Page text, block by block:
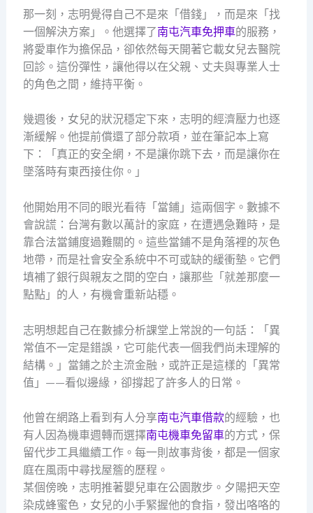
那一刻，志明覺得自己不是來「借錢」，而是來「找
一個解決方案」。他選擇了南屯汽車免押車的服務，
將愛車作为擔保品，卻依然每天開著它載女兒去醫院
回診。這份彈性，讓他得以在父親、丈夫與專業人士
的角色之間，維持平衡。
幾週後，女兒的狀況穩定下來，志明的經濟壓力也逐
漸緩解。他提前償還了部分款項，並在筆記本上寫
下：「真正的安全網，不是讓你跳下去，而是讓你在
墜落時有東西接住你。」
他開始用不同的眼光看待「當鋪」這兩個字。數據不
會說謊：台灣有數以萬計的家庭，在遭遇急難時，是
靠合法當鋪度過難關的。這些當鋪不是角落裡的灰色
地帶，而是社會安全系統中不可或缺的緩衝墊。它們
填補了銀行與親友之間的空白，讓那些「就差那麼一
點點」的人，有機會重新站穩。
志明想起自己在數據分析課堂上常說的一句話：「異
常值不一定是錯誤，它可能代表一個我們尚未理解的
結構。」當鋪之於主流金融，或許正是這樣的「異常
值」——看似邊緣，卻撐起了許多人的日常。
他曾在網路上看到有人分享南屯汽車借款的經驗，也
有人因為機車週轉而選擇南屯機車免留車的方式，保
留代步工具繼續工作。每一則故事背後，都是一個家
庭在風雨中尋找屋簷的歷程。
某個傍晚，志明推著嬰兒車在公園散步。夕陽把天空
染成蜂蜜色，女兒的小手緊握他的食指，發出咯咯的